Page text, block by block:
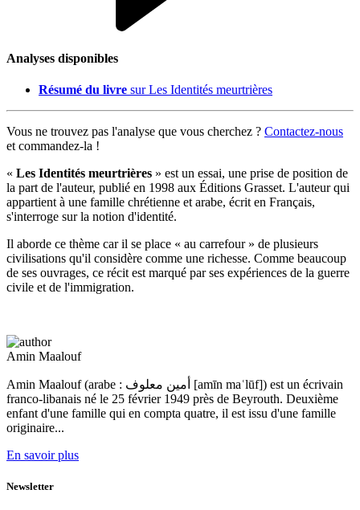
Analyses disponibles
Résumé du livre sur Les Identités meurtrières
Vous ne trouvez pas l'analyse que vous cherchez ? Contactez-nous
et commandez-la !
« Les Identités meurtrières » est un essai, une prise de position de
la part de l'auteur, publié en 1998 aux Éditions Grasset. L'auteur qui
appartient à une famille chrétienne et arabe, écrit en Français,
s'interroge sur la notion d'identité.
Il aborde ce thème car il se place « au carrefour » de plusieurs
civilisations qu'il considère comme une richesse. Comme beaucoup
de ses ouvrages, ce récit est marqué par ses expériences de la guerre
civile et de l'immigration.
Amin Maalouf
Amin Maalouf (arabe : أمين معلوف [amīn maʿlūf]) est un écrivain
franco-libanais né le 25 février 1949 près de Beyrouth. Deuxième
enfant d'une famille qui en compta quatre, il est issu d'une famille
originaire...
En savoir plus
Newsletter